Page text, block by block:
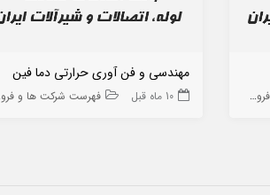
ها
مهندسی و فن آوری حرارتی دما فین
10 ماه قبل فهرست شرکت ها و فروشگاه ها